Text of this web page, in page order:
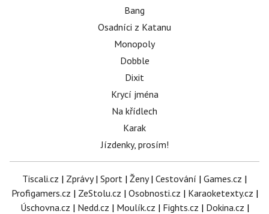
Bang
Osadníci z Katanu
Monopoly
Dobble
Dixit
Krycí jména
Na křídlech
Karak
Jízdenky, prosím!
Tiscali.cz | Zprávy| Sport | Ženy| Cestování | Games.cz |
Profigamers.cz | ZeStolu.cz | Osobnosti.cz | Karaoketexty.cz |
Úschovna.cz | Nedd.cz | Moulík.cz | Fights.cz | Dokina.cz |